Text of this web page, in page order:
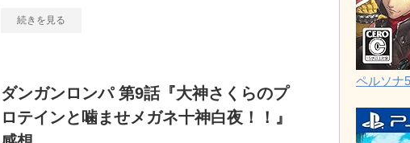
続きを見る
ダンガンロンパ 第9話『大神さくらのプ
ロテインと噛ませメガネ十神白夜！！』
ペルソナ